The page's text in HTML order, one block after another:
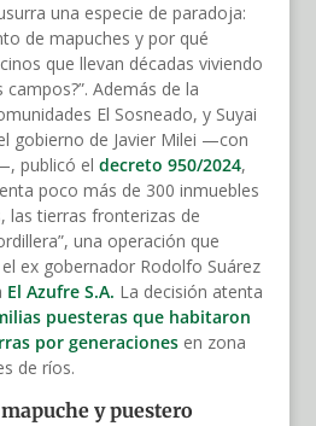
una especie de paradoja:
de mapuches y por qué
que llevan décadas viviendo
Además de la
El Sosneado, y Suyai
gobierno de Javier Milei —con
publicó el decreto 950/2024,
poco más de 300 inmuebles
las tierras fronterizas de
una operación que
ex gobernador Rodolfo Suárez
El Azufre S.A. La decisión atenta
puesteras que habitaron
por generacionesen zona
de ríos.
y puestero